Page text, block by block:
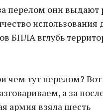
перелом они выдают
использования
БПЛА вглубь
чем тут перелом?
а за
армия взяла шесть